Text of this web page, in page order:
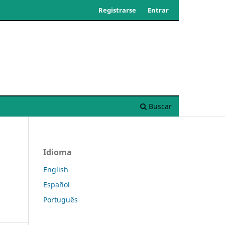
Buscar
Registrarse Entrar
Idioma
English
Español
Português